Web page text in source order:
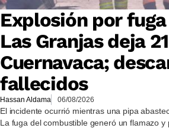
Explosión por fuga
Las Granjas deja
Cuernavaca;
fallecidos
Hassan Aldama 06/08/2026
El incidente ocurrió mientras una pipa
La fuga del combustible generó un flamazo y